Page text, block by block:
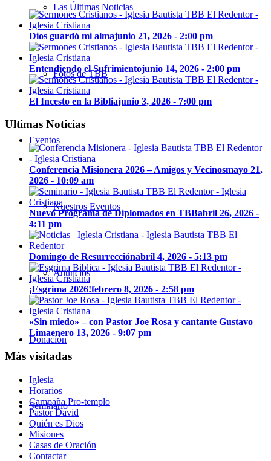
Las Últimas Noticias
Fotos de TBB
Eventos
Nuestros Eventos
Anuncios
Donación
Seminario
Dios guardó mi almajunio 21, 2026 - 2:00 pm
Entendiendo el Sufrimientojunio 14, 2026 - 2:00 pm
El Incesto en la Bibliajunio 3, 2026 - 7:00 pm
Ultimas Noticias
Conferencia Misionera 2026 – Amigos y Vecinosmayo 21,
2026 - 10:09 am
Nuevo Programa de Diplomados en TBBabril 26, 2026 -
4:11 pm
Domingo de Resurrecciónabril 4, 2026 - 5:13 pm
¡Esgrima 2026!febrero 8, 2026 - 2:58 pm
«Sin miedo» – con Pastor Joe Rosa y cantante Gustavo
Limaenero 13, 2026 - 9:07 pm
Más visitadas
Iglesia
Horarios
Campaña Pro-templo
Pastor David
Quién es Dios
Misiones
Casas de Oración
Contactar